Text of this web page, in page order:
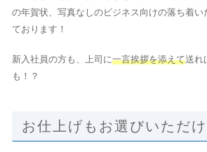
の年賀状、写真なしのビジネス向けの落ち着い
ております！
新入社員の方も、上司に一言挨拶を添えて送れ
も！？
お仕上げもお選びいただ